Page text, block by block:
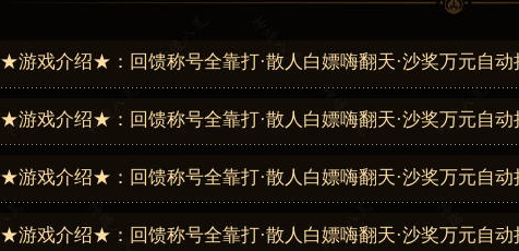
★游戏介绍★：回馈称号全靠打·散人白嫖嗨翻天·沙奖万元自动
用花·时间为王·肝帝称霸·零充扛米
★游戏介绍★：回馈称号全靠打·散人白嫖嗨翻天·沙奖万元自动
用花·时间为王·肝帝称霸·零充扛米
★游戏介绍★：回馈称号全靠打·散人白嫖嗨翻天·沙奖万元自动
用花·时间为王·肝帝称霸·零充扛米
★游戏介绍★：回馈称号全靠打·散人白嫖嗨翻天·沙奖万元自动